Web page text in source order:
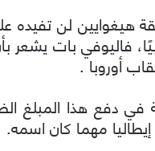
هيغوايين لن تفيده
فاليوفي بات
أوروبا .
دفع هذا المبلغ
مهما كان اسمه.